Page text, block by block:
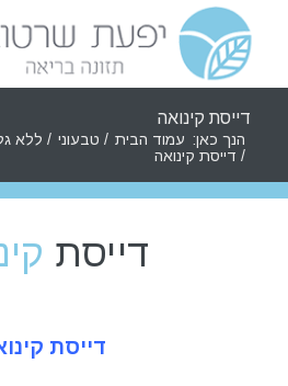
דייסת קינואה
הנך כאן: עמוד הבית / טבעוני / ללא
/ דייסת קינואה
דייסת
דייסת